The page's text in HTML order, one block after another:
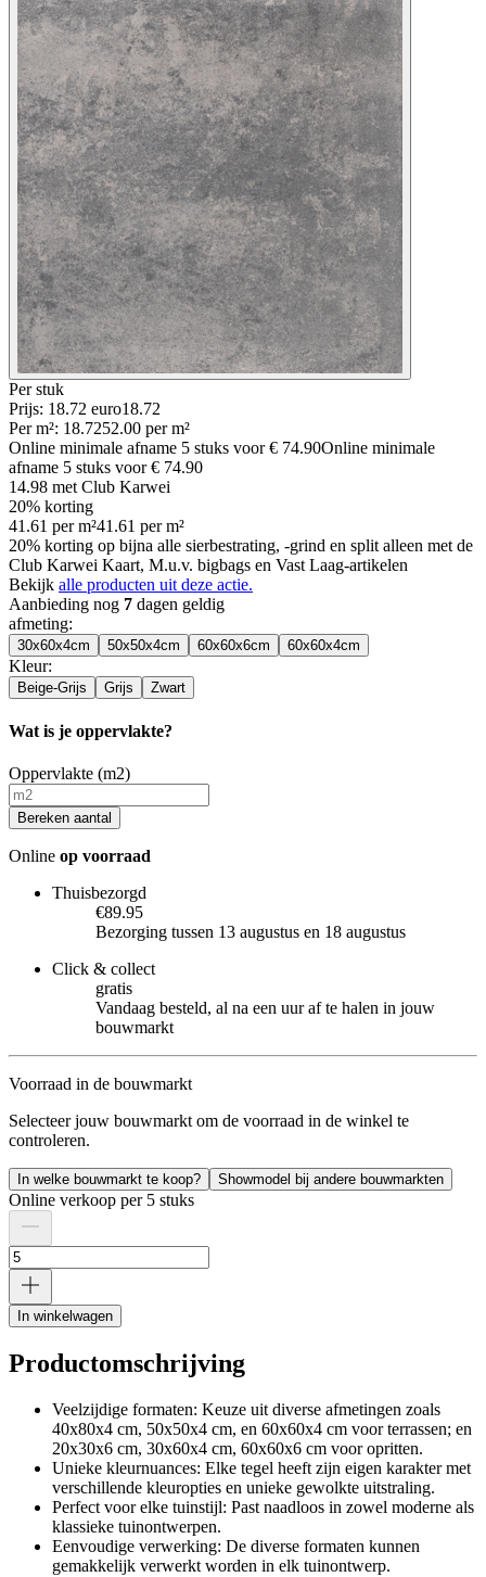
Per stuk
Prijs: 18.72 euro18.72
Per m²: 18.7252.00 per m²
Online minimale afname 5 stuks voor€ 74.90Online minimale
afname 5 stuks voor€ 74.90
14.98 met Club Karwei
20% korting
41.61 per m²41.61 per m²
20% korting op bijna alle sierbestrating, -grind en split alleen met de
Club Karwei Kaart, M.u.v. bigbags en Vast Laag-artikelen
Bekijk alle producten uit deze actie.
Aanbieding nog 7 dagen geldig
afmeting:
30x60x4cm 50x50x4cm 60x60x6cm 60x60x4cm
Kleur:
Beige-Grijs Grijs Zwart
Wat is je oppervlakte?
Oppervlakte (m2)
Bereken aantal
Online op voorraad
Thuisbezorgd
€89.95
Bezorging tussen 13 augustus en 18 augustus
Click & collect
gratis
Vandaag besteld, al na een uur af te halen in jouw
bouwmarkt
Voorraad in de bouwmarkt
Selecteer jouw bouwmarkt om de voorraad in de winkel te
controleren.
In welke bouwmarkt te koop? Showmodel bij andere bouwmarkten
Online verkoop per 5 stuks
In winkelwagen
Productomschrijving
Veelzijdige formaten: Keuze uit diverse afmetingen zoals
40x80x4 cm, 50x50x4 cm, en 60x60x4 cm voor terrassen; en
20x30x6 cm, 30x60x4 cm, 60x60x6 cm voor opritten.
Unieke kleurnuances: Elke tegel heeft zijn eigen karakter met
verschillende kleuropties en unieke gewolkte uitstraling.
Perfect voor elke tuinstijl: Past naadloos in zowel moderne als
klassieke tuinontwerpen.
Eenvoudige verwerking: De diverse formaten kunnen
gemakkelijk verwerkt worden in elk tuinontwerp.